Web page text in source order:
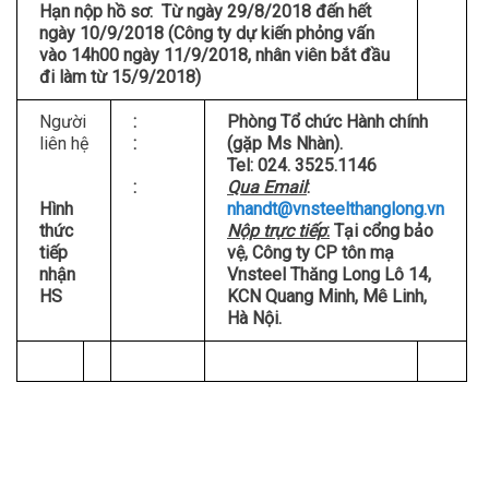
Hạn nộp hồ sơ: Từ ngày 29/8/2018 đến hết
ngày 10/9/2018 (Công ty dự kiến phỏng vấn
vào 14h00 ngày 11/9/2018, nhân viên bắt đầu
đi làm từ 15/9/2018)
Người
liên hệ
Hình
thức
tiếp
nhận
HS
:
:
:
Phòng Tổ chức Hành chính
(gặp Ms Nhàn).
Tel: 024. 3525.1146
Qua Email:
nhandt@vnsteelthanglong.vn
Nộp trực tiếp: Tại cổng bảo
vệ, Công ty CP tôn mạ
Vnsteel Thăng Long Lô 14,
KCN Quang Minh, Mê Linh,
Hà Nội.